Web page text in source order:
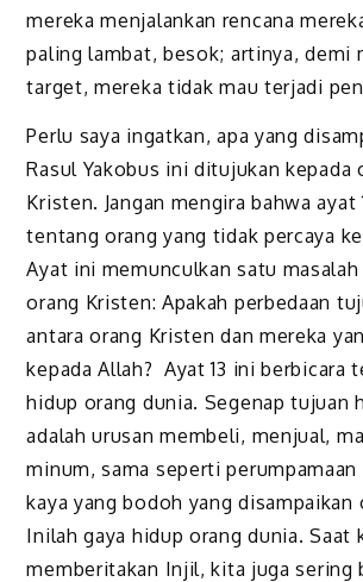
mereka menjalankan rencana
paling lambat, besok; artinya, demi
target, mereka tidak mau terjadi
Perlu saya ingatkan, apa yang
Rasul Yakobus ini ditujukan kepada
Kristen. Jangan mengira bahwa ayat
tentang orang yang tidak percaya
Ayat ini memunculkan satu
orang Kristen: Apakah perbedaan
antara orang Kristen dan mereka
kepada Allah? Ayat 13 ini berbicara
hidup orang dunia. Segenap tujuan
adalah urusan membeli, menjual,
minum, sama seperti
kaya yang bodoh yang disampaikan
Inilah gaya hidup orang dunia. Saat
memberitakan Injil, kita juga sering